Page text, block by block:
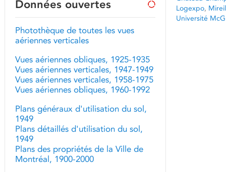
Logexpo,
Université
Données ouvertes
Photothèque de toutes les vues
aériennes verticales
Vues aériennes obliques, 1925-1935
Vues aériennes verticales, 1947-1949
Vues aériennes verticales, 1958-1975
Vues aériennes obliques, 1960-1992
Plans généraux d'utilisation du sol,
1949
Plans détaillés d'utilisation du sol,
1949
Plans des propriétés de la Ville de
Montréal, 1900-2000